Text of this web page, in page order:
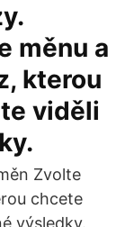
měnu a
kterou
viděli
Zvolte
chcete
výsledky.